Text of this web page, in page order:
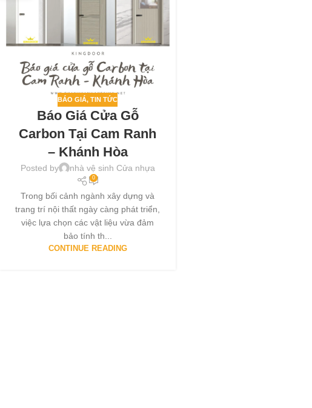
BÁO GIÁ,TIN TỨC
Báo Giá Cửa Gỗ
Carbon Tại Cam Ranh
– Khánh Hòa
Posted by nhà vệ sinh Cửa nhựa
0
Trong bối cảnh ngành xây dựng và
trang trí nội thất ngày càng phát triển,
việc lựa chọn các vật liệu vừa đảm
bảo tính th...
CONTINUE READING